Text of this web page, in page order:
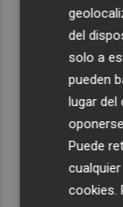
del
solo a
pueden
lugar del
Puede
cookies.